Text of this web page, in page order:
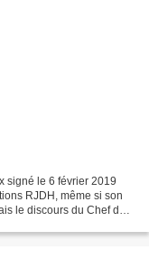
signé le 6 février 2019
RJDH, même si son
le discours du Chef de